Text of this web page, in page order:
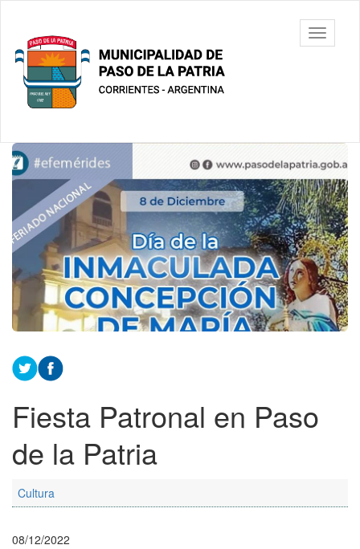
contenido
principal
Municipalidad
de Paso De
La Patria
barra
Contenido
principal
Fiesta Patronal en Paso
de la Patria
Cultura
08/12/2022